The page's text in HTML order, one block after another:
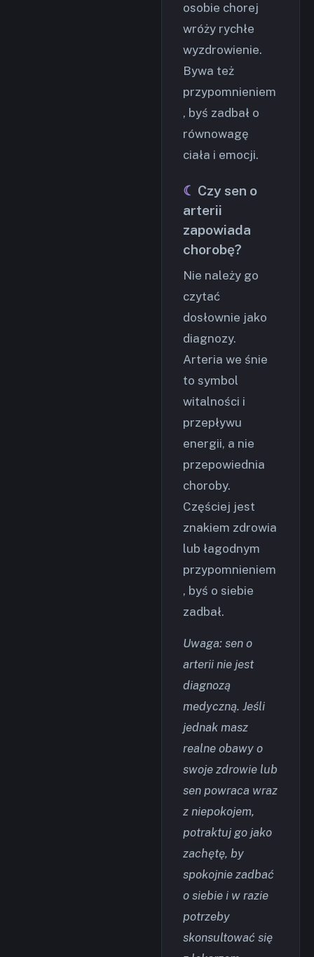
osobie chorej
wróży rychłe
wyzdrowienie.
Bywa też
przypomnieniem
, byś zadbał o
równowagę
ciała i emocji.
Czy sen o
arterii
zapowiada
chorobę?
Nie należy go
czytać
dosłownie jako
diagnozy.
Arteria we śnie
to symbol
witalności i
przepływu
energii, a nie
przepowiednia
choroby.
Częściej jest
znakiem zdrowia
lub łagodnym
przypomnieniem
, byś o siebie
zadbał.
Uwaga: sen o
arterii nie jest
diagnozą
medyczną. Jeśli
jednak masz
realne obawy o
swoje zdrowie lub
sen powraca wraz
z niepokojem,
potraktuj go jako
zachętę, by
spokojnie zadbać
o siebie i w razie
potrzeby
skonsultować się